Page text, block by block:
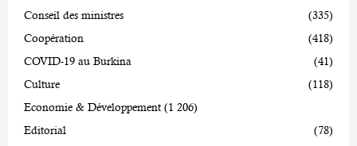
Conseil des ministres
(335)
Coopération
(418)
COVID-19 au Burkina
(41)
Culture
(118)
Economie & Développement (1 206)
Editorial
(78)